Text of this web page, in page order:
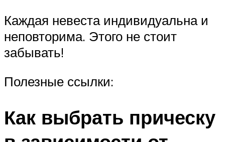
Каждая невеста индивидуальна и
неповторима. Этого не стоит
забывать!
Полезные ссылки:
Как выбрать прическу